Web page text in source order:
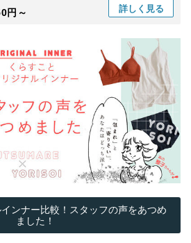
円～ 詳しく 見る
ンナー比較！スタッフの声をあつめ
ました！